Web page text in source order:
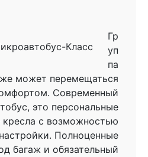
Гр
уп
па
может перемещаться
Современный
это персональные
кресла с возможностью
Полноценные
багаж и обязательный